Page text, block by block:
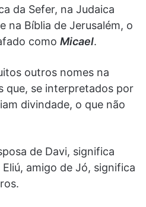
da Sefer, na Judaica
na Bíblia de Jerusalém, o
como Micael.
outros nomes na
que, se interpretados por
divindade, o que não
de Davi, significa
Eliú, amigo de Jó, significa